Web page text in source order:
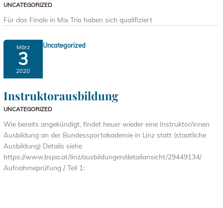
UNCATEGORIZED
Für das Finale in Mix Trio haben sich qualifiziert
März
3
2020
Uncategorized
Instruktorausbildung
UNCATEGORIZED
Wie bereits angekündigt, findet heuer wieder eine Instruktor/innen
Ausbildung an der Bundessportakademie in Linz statt (staatliche
Ausbildung) Details siehe
https://www.bspa.at/linz/ausbildungen/detailansicht/29449134/
Aufnahmeprüfung / Teil 1: